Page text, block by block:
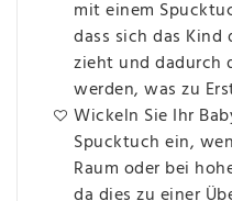
mit einem
dass sich das Kind
zieht und dadurch
werden, was zu
Wickeln Sie Ihr
Spucktuch ein,
Raum oder bei
da dies zu einer